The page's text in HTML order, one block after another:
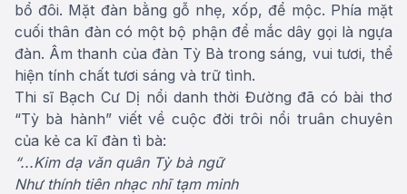
bổ đôi. Mặt đàn bằng gỗ nhẹ, xốp, để mộc. Phía mặt
cuối thân đàn có một bộ phận để mắc dây gọi là ngựa
đàn. Âm thanh của đàn Tỳ Bà trong sáng, vui tươi, thể
hiện tính chất tươi sáng và trữ tình.
Thi sĩ Bạch Cư Dị nổi danh thời Đường đã có bài thơ
“Tỳ bà hành” viết về cuộc đời trôi nổi truân chuyên
của kẻ ca kĩ đàn tì bà:
“...Kim dạ văn quân Tỳ bà ngữ
Như thính tiên nhạc nhĩ tạm minh